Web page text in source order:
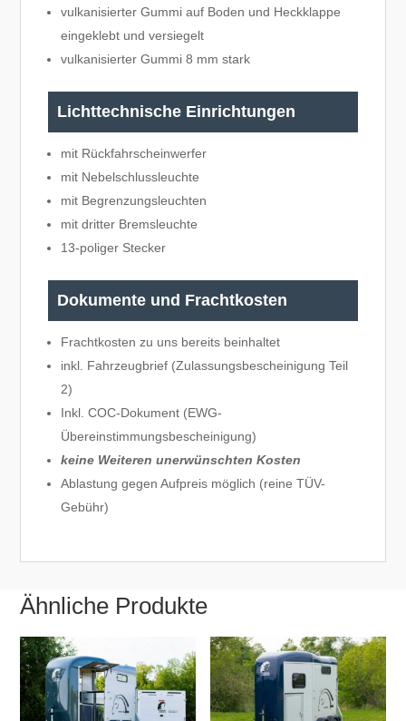
vulkanisierter Gummi auf Boden und Heckklappe
eingeklebt und versiegelt
vulkanisierter Gummi 8 mm stark
Lichttechnische Einrichtungen
mit Rückfahrscheinwerfer
mit Nebelschlussleuchte
mit Begrenzungsleuchten
mit dritter Bremsleuchte
13-poliger Stecker
Dokumente und Frachtkosten
Frachtkosten zu uns bereits beinhaltet
inkl. Fahrzeugbrief (Zulassungsbescheinigung Teil
2)
Inkl. COC-Dokument (EWG-
Übereinstimmungsbescheinigung)
keine Weiteren unerwünschten Kosten
Ablastung gegen Aufpreis möglich (reine TÜV-
Gebühr)
Ähnliche Produkte